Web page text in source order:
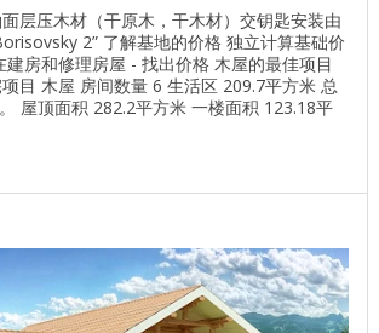
层压木材（干原木，干木材）交钥匙安装由
2” 了解基地的价格 独立计算基础价
房和修理房屋 - 找出价格 木屋的最佳项目
目 木屋 房间数量 6 生活区 209.7平方米 总
屋顶面积 282.2平方米 一楼面积 123.18平
平方米 墙体材料的体积 124.3立方米 一套
择也是可能的。 胶合层压木材，异形木材，技